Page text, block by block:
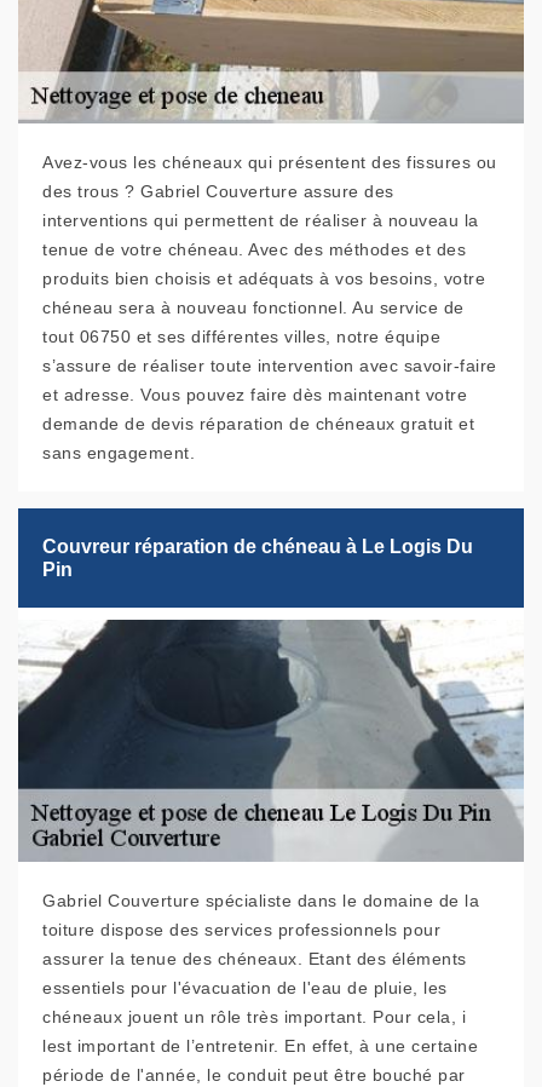
Avez-vous les chéneaux qui présentent des fissures ou
des trous ? Gabriel Couverture assure des
interventions qui permettent de réaliser à nouveau la
tenue de votre chéneau. Avec des méthodes et des
produits bien choisis et adéquats à vos besoins, votre
chéneau sera à nouveau fonctionnel. Au service de
tout 06750 et ses différentes villes, notre équipe
s’assure de réaliser toute intervention avec savoir-faire
et adresse. Vous pouvez faire dès maintenant votre
demande de devis réparation de chéneaux gratuit et
sans engagement.
Couvreur réparation de chéneau à Le Logis Du
Pin
Gabriel Couverture spécialiste dans le domaine de la
toiture dispose des services professionnels pour
assurer la tenue des chéneaux. Etant des éléments
essentiels pour l'évacuation de l'eau de pluie, les
chéneaux jouent un rôle très important. Pour cela, i
lest important de l’entretenir. En effet, à une certaine
période de l'année, le conduit peut être bouché par